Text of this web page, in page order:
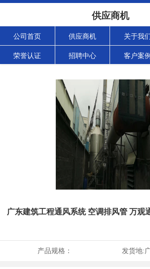
供应商机
公司首页 供应商机 关于我
荣誉认证 招聘中心 客户案例
广东建筑工程通风系统 空调排风管 万观
产品规格： 发货地: